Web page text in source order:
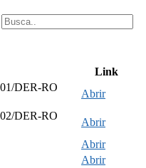
Link
DER-RO
Abrir
DER-RO
Abrir
Abrir
Abrir